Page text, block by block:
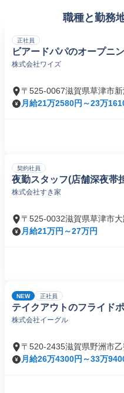
職種と勤務
正社員
ビアードパパのオープニ
株式会社ワイズ
〒525-0067滋賀県草津市
月給21万2580円～23万
契約社員
夜勤スタッフ(店舗深夜帯
株式会社すき家
〒525-0032滋賀県草津市大
月給21万円～27万円
NEW 正社員
テイクアウトのフライド
株式会社イーグル
〒520-2435滋賀県野洲市
月給26万4300円～33万